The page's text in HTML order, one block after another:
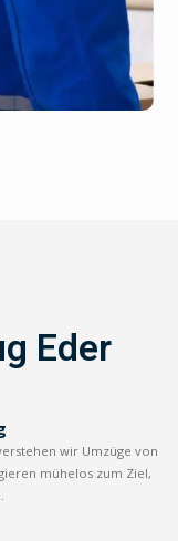
Eder
wir Umzüge von
mühelos zum Ziel,